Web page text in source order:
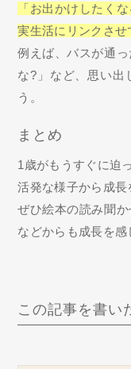
「お出かけしたく
実生活にリンクさせ
例えば、バスが通
な?」など、思い出
う。
まとめ
1歳がもうすぐに迫
活発な様子から成長
ぜひ絵本の読み聞
などからも成長を感
この記事を書い